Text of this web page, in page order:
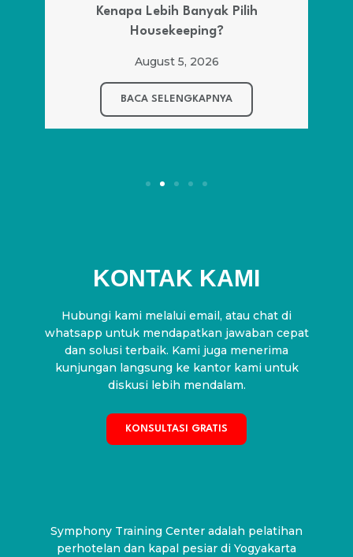
Kenapa Lebih Banyak Pilih
Housekeeping?
August 5, 2026
BACA SELENGKAPNYA
KONTAK KAMI
Hubungi kami melalui email, atau chat di
whatsapp untuk mendapatkan jawaban cepat
dan solusi terbaik. Kami juga menerima
kunjungan langsung ke kantor kami untuk
diskusi lebih mendalam.
KONSULTASI GRATIS
Symphony Training Center adalah pelatihan
perhotelan dan kapal pesiar di Yogyakarta